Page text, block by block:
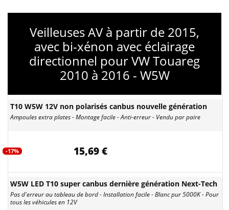
Veilleuses AV à partir de 2015,
avec bi-xénon avec éclairage
directionnel pour VW Touareg
2010 à 2016 - W5W
T10 W5W 12V non polarisés canbus nouvelle génération
Ampoules extra plates - Montage facile - Anti-erreur - Vendu par paire
-17% 15,69 €
W5W LED T10 super canbus dernière génération Next-Tech
Pas d'erreur au tableau de bord - Installation facile - Blanc pur 5000K - Pour
tous les véhicules en 12V